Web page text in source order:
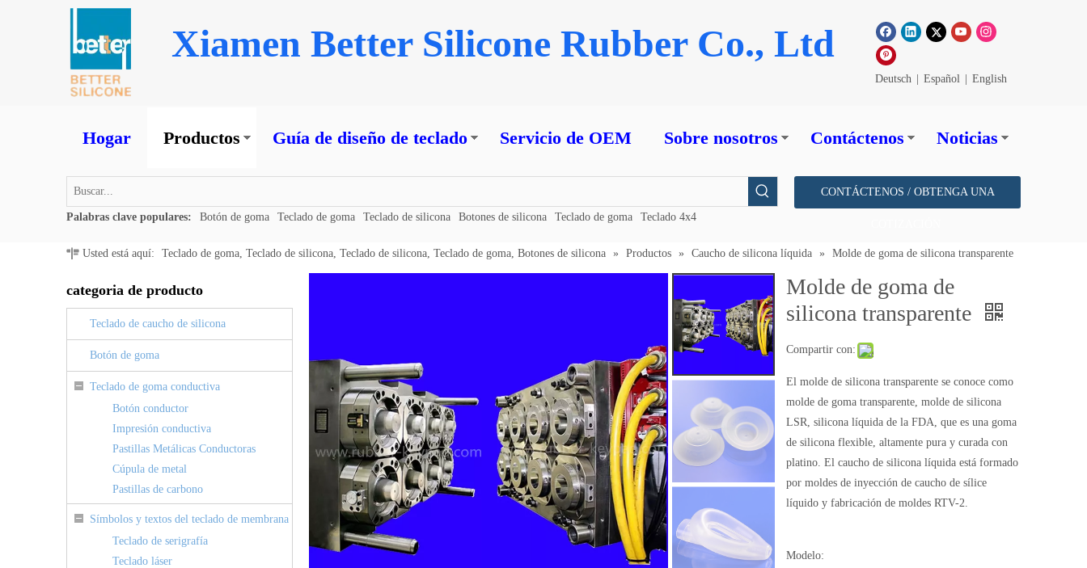
Xiamen Better Silicone Rubber Co., Ltd
Deutsch Español English
Hogar Productos Guía de diseño de teclado Servicio de OEM Sobre nosotros Contáctenos Noticias
Palabras clave populares: Botón de goma Teclado de goma Teclado de silicona Botones de silicona Teclado de goma Teclado 4x4
CONTÁCTENOS / OBTENGA UNA
Usted está aquí: Teclado de goma, Teclado de silicona, Teclado de silicona, Teclado de goma, Botones de silicona » Productos » Caucho de silicona líquida » Molde de goma de silicona transparente
categoria de producto
Teclado de caucho de silicona
Botón de goma
Teclado de goma conductiva
Botón conductor
Impresión conductiva
Pastillas Metálicas Conductoras
Cúpula de metal
Pastillas de carbono
Símbolos y textos del teclado de membrana
Teclado de serigrafía
Teclado láser
Molde de goma de
silicona transparente
Compartir con:
El molde de silicona transparente se conoce como
molde de goma transparente, molde de silicona
LSR, silicona líquida de la FDA, que es una goma
de silicona flexible, altamente pura y curada con
platino. El caucho de silicona líquida está formado
por moldes de inyección de caucho de sílice
líquido y fabricación de moldes RTV-2.
Modelo: